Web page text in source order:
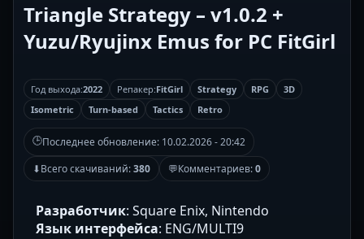
Triangle Strategy – v1.0.2 +
Yuzu/Ryujinx Emus for PC FitGirl
Год выхода:2022 Репакер:FitGirl Strategy RPG
3D
Isometric
Turn-based Tactics Retro
🕒Последнее обновление: 10.02.2026 - 20:42
⬇Всего скачиваний:380 💬Комментариев:0
Разработчик: Square Enix, Nintendo
Язык интерфейса: ENG/MULTI9